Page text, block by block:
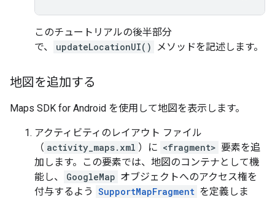
このチュートリアルの後半部分
で、
updateLocationUI() メソッドを記述します。
地図を追加する
Maps SDK for Android を使用して地図を表示します。
アクティビティのレイアウト ファイル
（ activity_maps.xml ）に <fragment> 要素を追
加します。この要素では、地図のコンテナとして機
能し、
GoogleMap オブジェクトへのアクセス権を
付与するよう SupportMapFragment を定義しま